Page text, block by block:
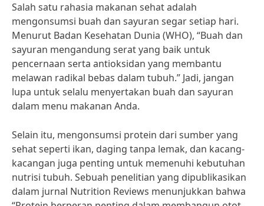
Salah satu rahasia makanan sehat adalah
mengonsumsi buah dan sayuran segar setiap hari.
Menurut Badan Kesehatan Dunia (WHO), “Buah dan
sayuran mengandung serat yang baik untuk
pencernaan serta antioksidan yang membantu
melawan radikal bebas dalam tubuh.” Jadi, jangan
lupa untuk selalu menyertakan buah dan sayuran
dalam menu makanan Anda.
Selain itu, mengonsumsi protein dari sumber yang
sehat seperti ikan, daging tanpa lemak, dan kacang-
kacangan juga penting untuk memenuhi kebutuhan
nutrisi tubuh. Sebuah penelitian yang dipublikasikan
dalam jurnal Nutrition Reviews menunjukkan bahwa